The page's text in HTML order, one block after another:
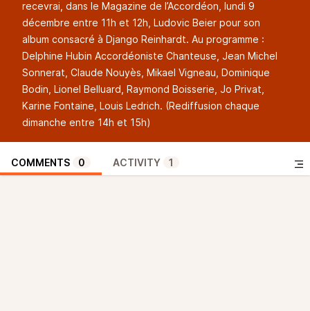
recevrai, dans le Magazine de l’Accordéon, lundi 9
décembre entre 11h et 12h, Ludovic Beier pour son
album consacré à Django Reinhardt. Au programme :
Delphine Hubin Accordéoniste Chanteuse, Jean Michel
Sonnerat, Claude Nouyès, Mikael Vigneau, Dominique
Bodin, Lionel Belluard, Raymond Boisserie, Jo Privat,
Karine Fontaine, Louis Ledrich. (Rediffusion chaque
dimanche entre 14h et 15h)
COMMENTS 0 ACTIVITY 1